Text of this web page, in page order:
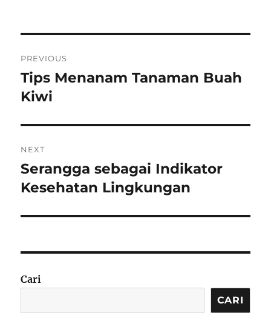
pos
PREVIOUS
Previous
post:
Tips Menanam Tanaman Buah
Kiwi
NEXT
Next
post:
Serangga sebagai Indikator
Kesehatan Lingkungan
Cari
CARI